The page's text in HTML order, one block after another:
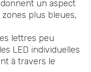
un aspect
plus bleues,
lettres peu
LED individuelles
à travers le